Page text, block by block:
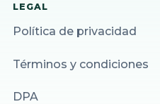
LEGAL
Política de privacidad
Términos y condiciones
DPA